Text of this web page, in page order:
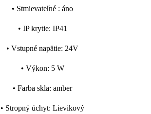
• Stmievateľné : áno
• IP krytie: IP41
• Vstupné napätie: 24V
• Výkon: 5 W
• Farba skla: amber
• Stropný úchyt: Lievikový